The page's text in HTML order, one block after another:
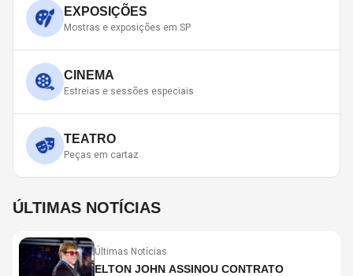
EXPOSIÇÕES
Mostras e exposições em SP
CINEMA
Estreias e sessões especiais
TEATRO
Peças em cartaz
ÚLTIMAS NOTÍCIAS
Últimas Notícias
ELTON JOHN ASSINOU CONTRATO